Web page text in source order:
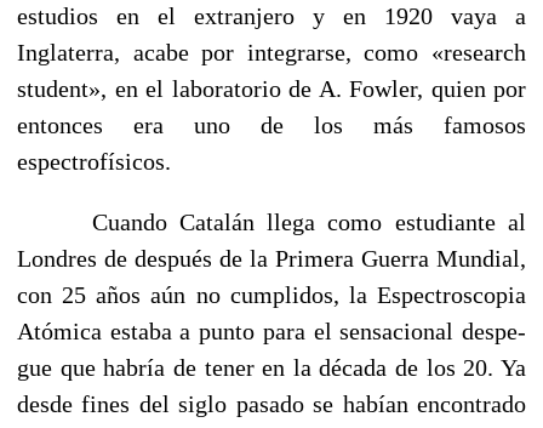
estudios en el extranjero y en 1920 vaya a
Inglaterra, acabe por integrarse, como «research
student», en el laboratorio de A. Fowler, quien por
entonces era uno de los más famosos
espectrofísicos.
Cuando Catalán llega como estudiante al
Londres de después de la Primera Guerra Mundial,
con 25 años aún no cumplidos, la Espectroscopia
Atómica estaba a punto para el sensacional despe­
gue que habría de tener en la década de los 20. Ya
desde fines del siglo pasado se habían encontrado